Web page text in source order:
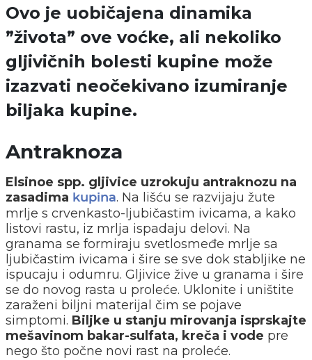
Ovo je uobičajena dinamika
”života” ove voćke, ali nekoliko
gljivičnih bolesti kupine može
izazvati neočekivano izumiranje
biljaka kupine.
Antraknoza
Elsinoe spp. gljivice uzrokuju antraknozu na
zasadima kupina. Na lišću se razvijaju žute
mrlje s crvenkasto-ljubičastim ivicama, a kako
listovi rastu, iz mrlja ispadaju delovi. Na
granama se formiraju svetlosmeđe mrlje sa
ljubičastim ivicama i šire se sve dok stabljike ne
ispucaju i odumru. Gljivice žive u granama i šire
se do novog rasta u proleće. Uklonite i uništite
zaraženi biljni materijal čim se pojave
simptomi. Biljke u stanju mirovanja isprskajte
mešavinom bakar-sulfata, kreča i vode pre
nego što počne novi rast na proleće.